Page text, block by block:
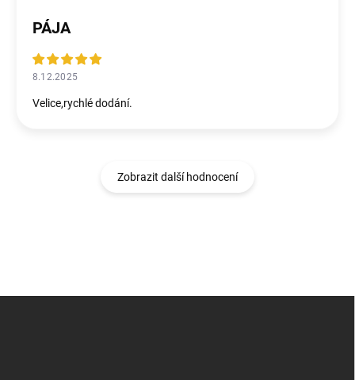
PÁJA
8.12.2025
Velice,rychlé dodání.
Zobrazit další hodnocení